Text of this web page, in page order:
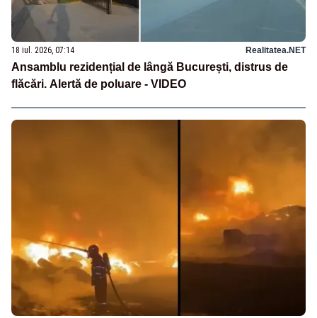
18 iul. 2026, 07:14 Realitatea.NET
Ansamblu rezidențial de lângă București, distrus de
flăcări. Alertă de poluare - VIDEO